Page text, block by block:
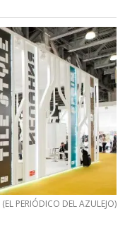
(EL PERIÓDICO DEL AZULEJO)